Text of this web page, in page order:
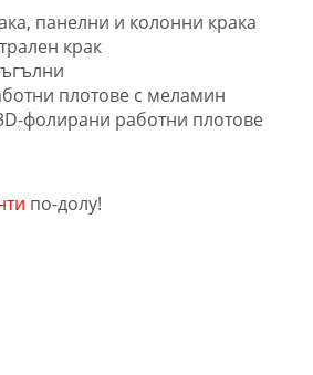
панелни и колонни крака
крак
плотове с меламин
фолирани работни плотове
по-долу!